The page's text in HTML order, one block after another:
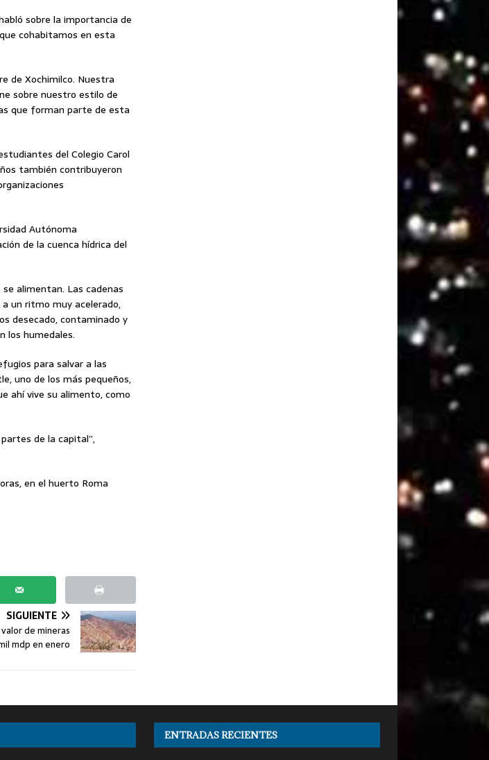
sobre la importancia de
cohabitamos en esta
de Xochimilco. Nuestra
sobre nuestro estilo de
que forman parte de esta
del Colegio Carol
también contribuyeron
Autónoma
de la cuenca hídrica del
alimentan. Las cadenas
un ritmo muy acelerado,
desecado, contaminado y
los humedales.
para salvar a las
uno de los más pequeños,
ahí vive su alimento, como
de la capital”,
en el huerto Roma
SIGUIENTE
de mineras
mdp en enero
ENTRADAS RECIENTES